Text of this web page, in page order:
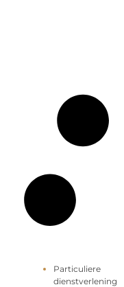
Particuliere
dienstverlening